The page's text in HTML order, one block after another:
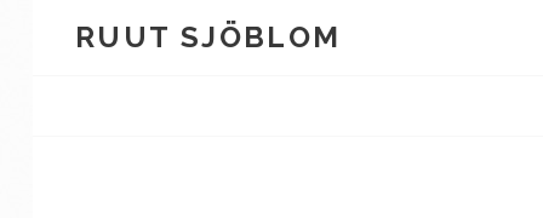
RUUT SJÖBLOM